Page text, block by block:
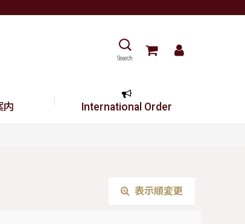
Search
内 International Order
表示順変更